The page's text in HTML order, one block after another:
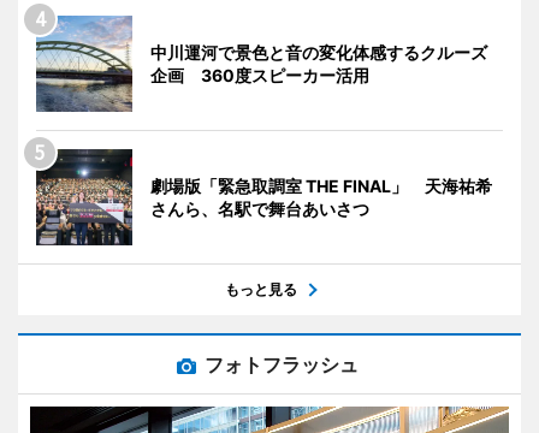
中川運河で景色と音の変化体感するクルーズ
企画 360度スピーカー活用
劇場版「緊急取調室 THE FINAL」 天海祐希
さんら、名駅で舞台あいさつ
もっと見る
フォトフラッシュ